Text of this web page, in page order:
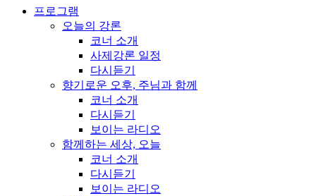
프로그램
오늘의 강론
코너 소개
사제강론 일정
다시듣기
향기로운 오후, 주님과 함께
코너 소개
다시듣기
보이는 라디오
함께하는 세상, 오늘
코너 소개
다시듣기
보이는 라디오